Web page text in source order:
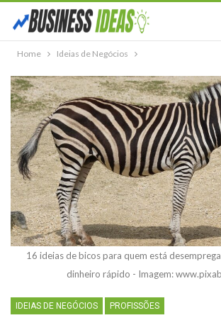
Home Ideias de Negócios
16 ideias de bicos para quem está
dinheiro rápido - Imagem:
IDEIAS DE NEGÓCIOS PROFISSÕES